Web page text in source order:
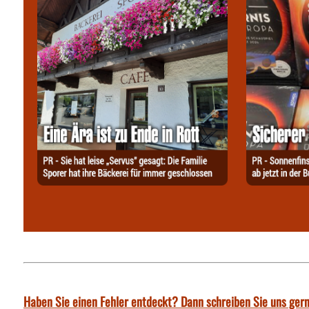
Haben Sie einen Fehler entdeckt? Dann schreiben Sie uns